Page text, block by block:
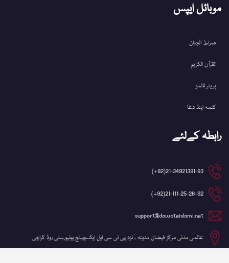
موبائل ایپس
صراط الجنان
القرآن الکریم
پریئر ٹائمز
کلمہ اینڈ دعا
رابطہ کےلئے
21-34921391-93(92+)
21-111-25-26-92(92+)
support@dawateislami.net
عالمی مدنی مرکز فیضان مدینہ ، نزد پی ٹی سی ایل ایکسچینج یونیورسٹی روڈ کراچی